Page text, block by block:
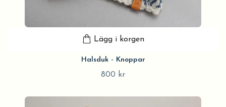
Lägg i korgen
Halsduk - Knoppar
800 kr